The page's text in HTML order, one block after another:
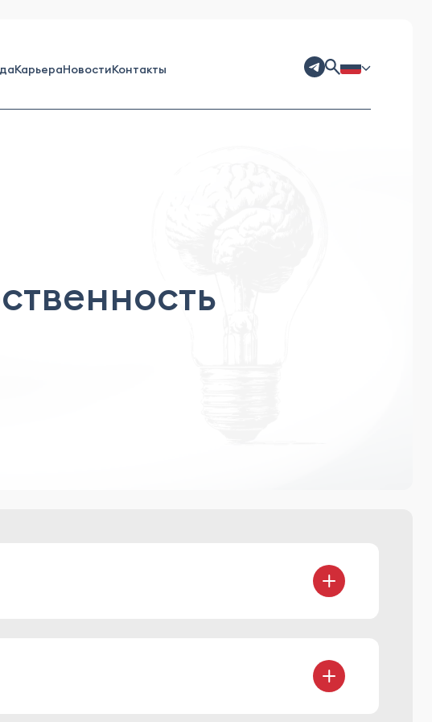
КарьераНовостиКонтакты
включая лицензионные договоры,